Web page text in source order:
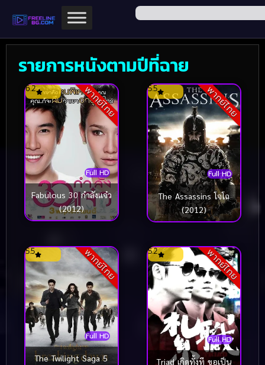
รายการหนังตามปีที่ฉาย
พากย์ไทย
Full HD
6.2
Fabulous 30 กำลังแจ๋ว
(2012)
พากย์ไทย
Full HD
5.5
The Assassins โจโฉ
(2012)
พากย์ไทย
Full HD
5.5
The Twilight Saga 5
พากย์ไทย
Full HD
5.2
Triad เกิดทั้งที ขอเป็น